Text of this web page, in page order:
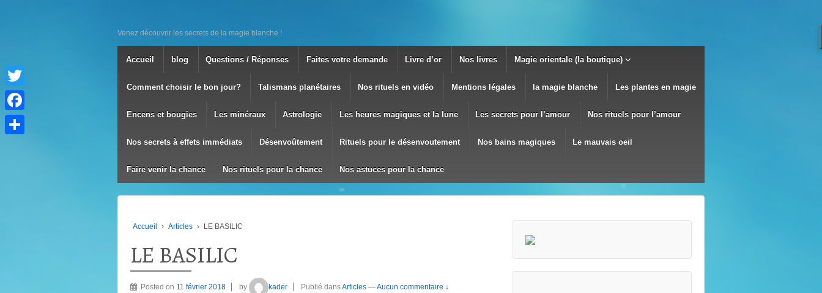
Venez découvrir les secrets de la magie blanche !
Accueil blog Questions / Réponses Faites votre demande Livre d’or Nos livres Magie orientale (la boutique)
Comment choisir le bon jour? Talismans planétaires Nos rituels en vidéo Mentions légales la magie blanche Les plantes en magie
Encens et bougies Les minéraux Astrologie Les heures magiques et la lune Les secrets pour l’amour Nos rituels pour l’amour
Nos secrets à effets immédiats Désenvoûtement Rituels pour le désenvoutement Nos bains magiques Le mauvais oeil
Faire venir la chance Nos rituels pour la chance Nos astuces pour la chance
Accueil › Articles › LE BASILIC
LE BASILIC
Posted on 11 février 2018 by kader Publié dansArticles —Aucun commentaire ↓
Twitter
Facebook